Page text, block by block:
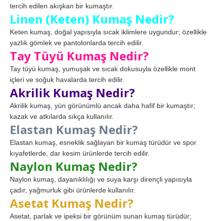
tercih edilen akışkan bir kumaştır.
Linen (Keten) Kumaş Nedir?
Keten kumaş, doğal yapısıyla sıcak iklimlere uygundur; özellikle
yazlık gömlek ve pantolonlarda tercih edilir.
Tay Tüyü Kumaş Nedir?
Tay tüyü kumaş, yumuşak ve sıcak dokusuyla özellikle mont
içleri ve soğuk havalarda tercih edilir.
Akrilik Kumaş Nedir?
Akrilik kumaş, yün görünümlü ancak daha hafif bir kumaştır;
kazak ve atkılarda sıkça kullanılır.
Elastan Kumaş Nedir?
Elastan kumaş, esneklik sağlayan bir kumaş türüdür ve spor
kıyafetlerde, dar kesim ürünlerde tercih edilir.
Naylon Kumaş Nedir?
Naylon kumaş, dayanıklılığı ve suya karşı dirençli yapısıyla
çadır, yağmurluk gibi ürünlerde kullanılır.
Asetat Kumaş Nedir?
Asetat, parlak ve ipeksi bir görünüm sunan kumaş türüdür;